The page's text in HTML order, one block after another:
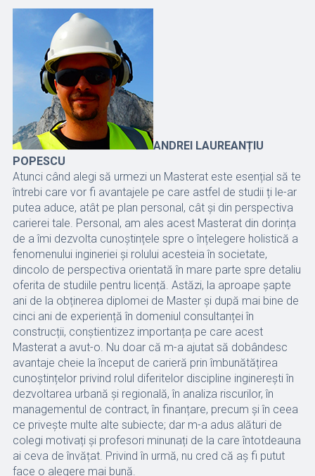
ANDREI LAUREANȚIU
POPESCU
Atunci când alegi să urmezi un Masterat este esențial să te
întrebi care vor fi avantajele pe care astfel de studii ți le-ar
putea aduce, atât pe plan personal, cât și din perspectiva
carierei tale. Personal, am ales acest Masterat din dorința
de a îmi dezvolta cunoștințele spre o înțelegere holistică a
fenomenului ingineriei și rolului acesteia în societate,
dincolo de perspectiva orientată în mare parte spre detaliu
oferita de studiile pentru licență. Astăzi, la aproape șapte
ani de la obținerea diplomei de Master și după mai bine de
cinci ani de experiență în domeniul consultanței în
construcții, conștientizez importanța pe care acest
Masterat a avut-o. Nu doar că m-a ajutat să dobândesc
avantaje cheie la început de carieră prin îmbunătățirea
cunoștințelor privind rolul diferitelor discipline inginerești în
dezvoltarea urbană și regională, în analiza riscurilor, în
managementul de contract, în finanțare, precum și în ceea
ce privește multe alte subiecte; dar m-a adus alături de
colegi motivați și profesori minunați de la care întotdeauna
ai ceva de învățat. Privind în urmă, nu cred că aș fi putut
face o alegere mai bună.